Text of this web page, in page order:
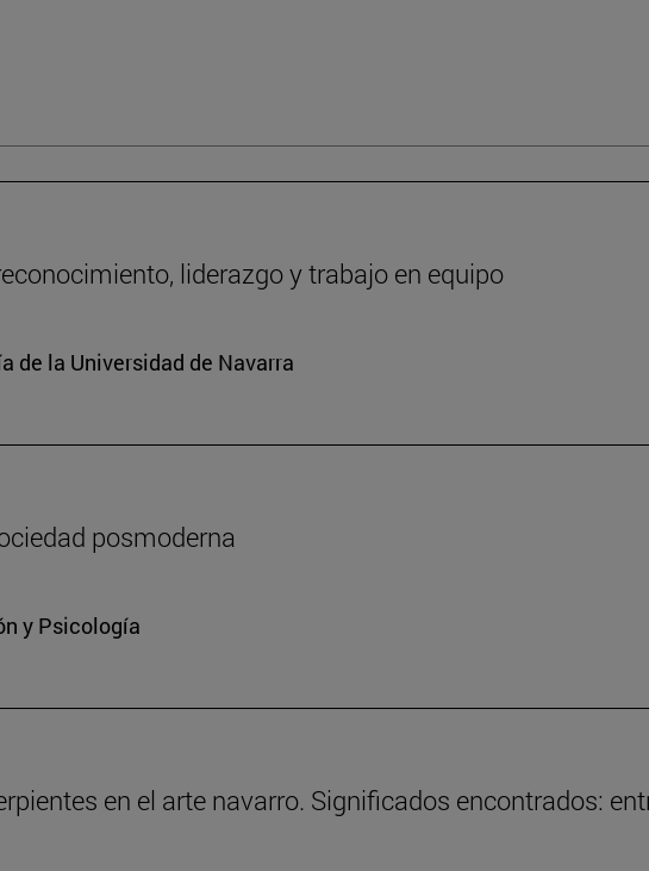
liderazgo y trabajo en equipo
de la Universidad de Navarra
posmoderna
y Psicología
en el arte navarro. Significados encontrados: